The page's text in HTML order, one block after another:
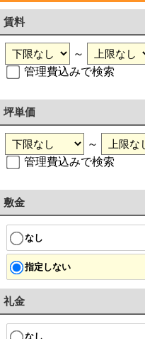
賃料
～
管理費込みで検索
坪単価
～
管理費込みで検索
敷金
なし
指定しない
礼金
なし